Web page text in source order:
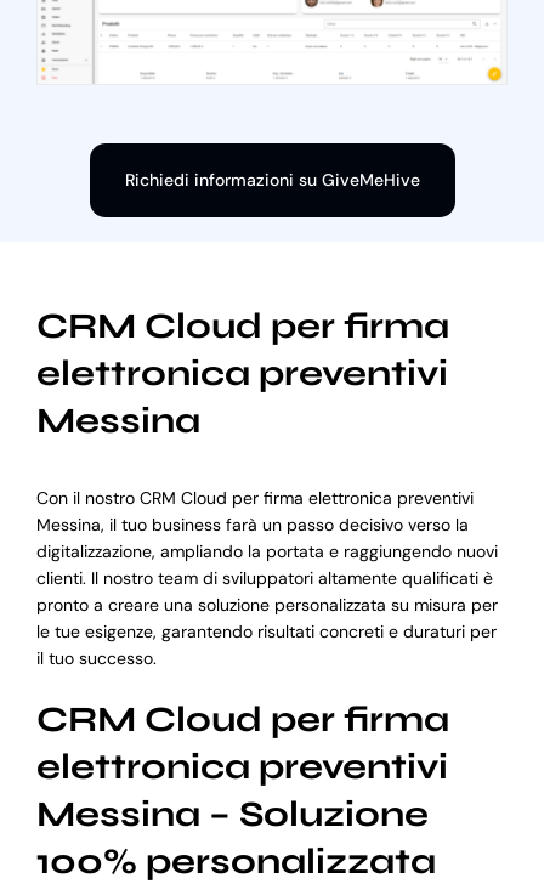
Richiedi informazioni su GiveMeHive
CRM Cloud per firma
elettronica preventivi
Messina
Con il nostro CRM Cloud per firma elettronica preventivi
Messina, il tuo business farà un passo decisivo verso la
digitalizzazione, ampliando la portata e raggiungendo nuovi
clienti. Il nostro team di sviluppatori altamente qualificati è
pronto a creare una soluzione personalizzata su misura per
le tue esigenze, garantendo risultati concreti e duraturi per
il tuo successo.
CRM Cloud per firma
elettronica preventivi
Messina – Soluzione
100% personalizzata